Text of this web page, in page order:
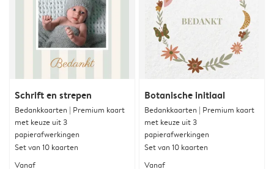
Schrift en strepen
Bedankkaarten | Premium kaart
met keuze uit 3
papierafwerkingen
Set van 10 kaarten
Vanaf
Botanische initiaal
Bedankkaarten | Premium kaart
met keuze uit 3
papierafwerkingen
Set van 10 kaarten
Vanaf